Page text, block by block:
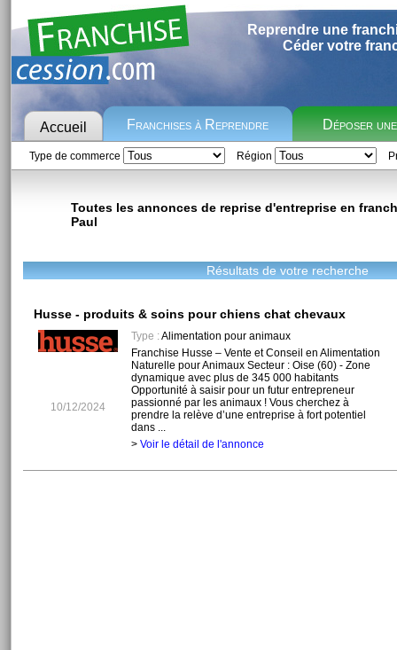
Reprendre une
Céder votre
Accueil Franchises à Reprendre Déposer
Type de commerce Région
Toutes les annonces de reprise d'entreprise en
Paul
Résultats de votre recherche
Husse - produits & soins pour chiens chat chevaux
10/12/2024
Type :Alimentation pour animaux
Franchise Husse – Vente et Conseil en Alimentation
Naturelle pour Animaux Secteur : Oise (60) - Zone
dynamique avec plus de 345 000 habitants
Opportunité à saisir pour un futur entrepreneur
passionné par les animaux ! Vous cherchez à
prendre la relève d’une entreprise à fort potentiel
dans ...
> Voir le détail de l'annonce